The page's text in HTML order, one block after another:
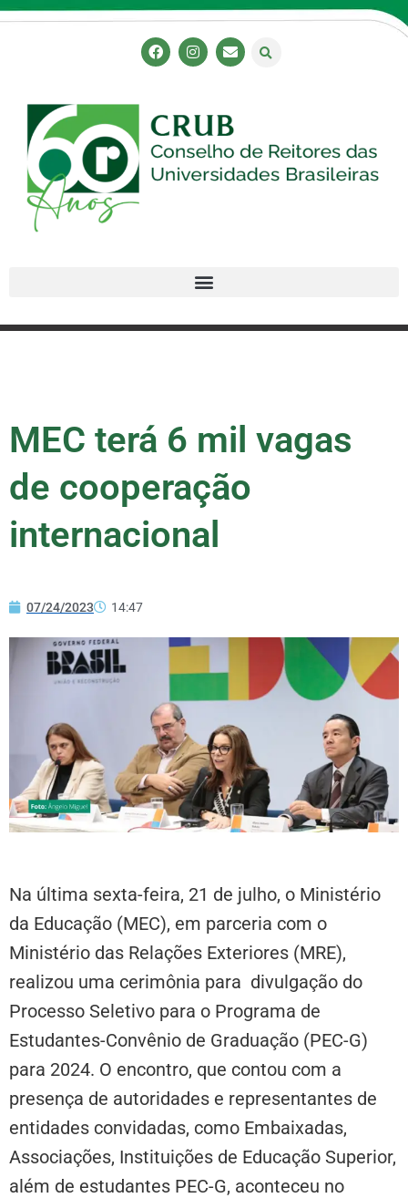
MEC terá 6 mil vagas
de cooperação
internacional
07/24/2023 14:47
Na última sexta-feira, 21 de julho, o Ministério
da Educação (MEC), em parceria com o
Ministério das Relações Exteriores (MRE),
realizou uma cerimônia para divulgação do
Processo Seletivo para o Programa de
Estudantes-Convênio de Graduação (PEC-G)
para 2024. O encontro, que contou com a
presença de autoridades e representantes de
entidades convidadas, como Embaixadas,
Associações, Instituições de Educação Superior,
além de estudantes PEC-G, aconteceu no